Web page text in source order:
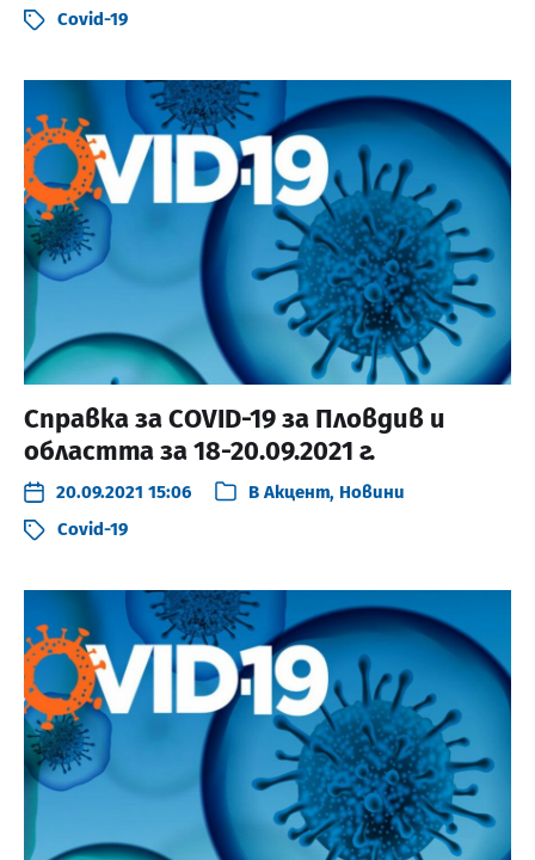
Covid-19
Справка за COVID-19 за Пловдив и
областта за 18-20.09.2021 г.
20.09.2021 15:06 В Акцент, Новини
Covid-19